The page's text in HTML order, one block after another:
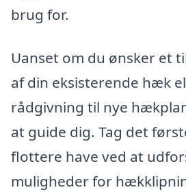
brug for.
Uanset om du ønsker et
af din eksisterende hæk
rådgivning til nye
at guide dig. Tag det
flottere have ved at
muligheder for